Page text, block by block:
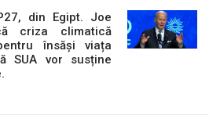
din Egipt. Joe
criza climatică
însăși viața
SUA vor susține